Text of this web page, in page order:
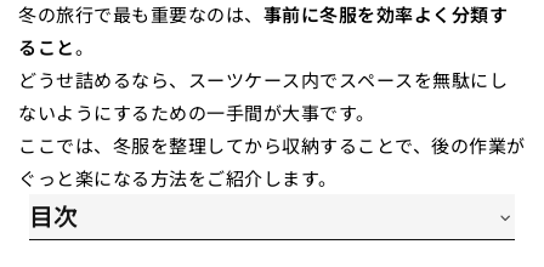
冬の旅行で最も重要なのは、 事前に冬服を効率よく分類す
ること。
どうせ詰めるなら、スーツケース内でスペースを無駄にし
ないようにするための一手間が大事です。
ここでは、冬服を整理してから収納することで、後の作業が
ぐっと楽になる方法をご紹介します。
目次